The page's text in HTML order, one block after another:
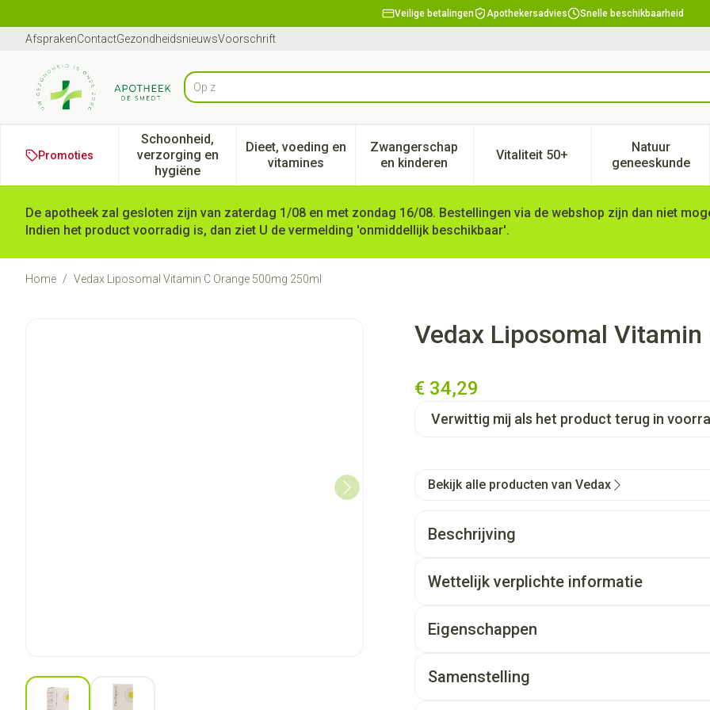
Veilige betalingen Apothekersadvies Snelle beschikbaarheid
AfsprakenContactGezondheidsnieuwsVoorschrift
Product, merk, categorie...
Op zoek naar medicijn
Promoties
Schoonheid,
verzorging en
hygiëne
Toon submenu voor Schoonheid, verzorging en hygiëne categorie
Dieet, voeding en
vitaminesToon submenu voor Dieet, voeding en vitamines categorie
Zwangerschap
en kinderenToon submenu voor Zwangerschap en kinderen
Vitaliteit 50+Toon submenu voor Vitaliteit
Natuur
geneeskunde
Toon
De apotheek zal gesloten zijn van zaterdag 1/08 en met zondag 16/08. Bestellingen via de webshop zijn dan niet
Indien het product voorradig is, dan ziet U de vermelding 'onmiddellijk beschikbaar'.
Home / Vedax Liposomal Vitamin C Orange 500mg 250ml
View larger imageView larger image
Vedax Liposomal Vitamin C Orange 500mg 250ml
Vedax Liposomal
€ 34,29
Verwittig mij als het product terug in
Bekijk alle producten van Vedax
Beschrijving
Wettelijk verplichte informatie
Eigenschappen
Samenstelling